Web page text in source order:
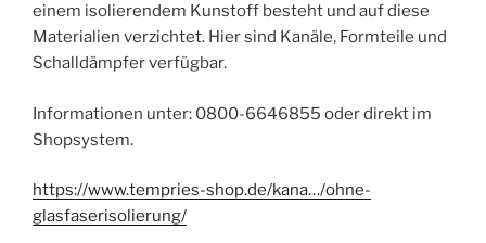
einem isolierendem Kunstoff besteht und auf diese
Materialien verzichtet. Hier sind Kanäle, Formteile und
Schalldämpfer verfügbar.
Informationen unter: 0800-6646855 oder direkt im
Shopsystem.
https://www.tempries-shop.de/kana…/ohne-
glasfaserisolierung/